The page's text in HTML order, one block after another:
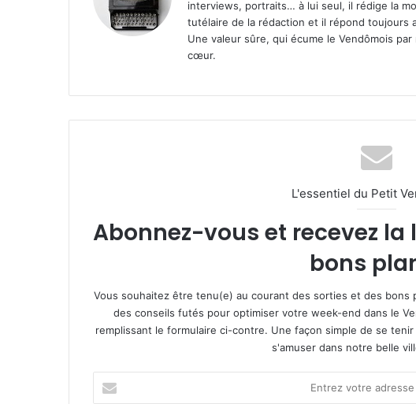
interviews, portraits… à lui seul, il rédige la
tutélaire de la rédaction et il répond toujours
Une valeur sûre, qui écume le Vendômois
cœur.
L'essentiel du Petit
Abonnez-vous et recevez la
bons
Vous souhaitez être tenu(e) au courant des sorties et des
des conseils futés pour optimiser votre week-end dans le
remplissant le formulaire ci-contre. Une façon simple de se
s'amuser dans notre belle